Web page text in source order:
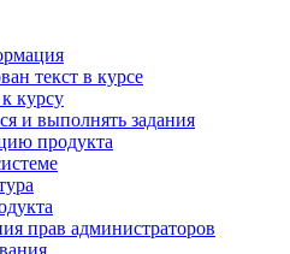
текст в курсе
курсу
и выполнять задания
продукта
прав администраторов